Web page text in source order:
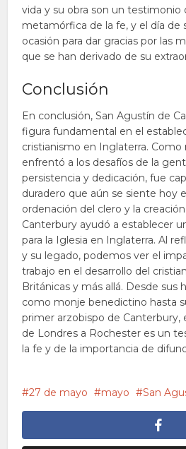
vida y su obra son un testimonio
metamórfica de la fe, y el día de
ocasión para dar gracias por las
que se han derivado de su
Conclusión
En conclusión, San Agustín de
figura fundamental en el
cristianismo en Inglaterra. Como
enfrentó a los desafíos de la
persistencia y dedicación, fue
duradero que aún se siente hoy
ordenación del clero y la
Canterbury ayudó a establecer
para la Iglesia en Inglaterra. Al
y su legado, podemos ver el
trabajo en el desarrollo del
Británicas y más allá. Desde sus
como monje benedictino hasta
primer arzobispo de Canterbury,
de Londres a Rochester es un
la fe y de la importancia de
27 de mayo mayo San